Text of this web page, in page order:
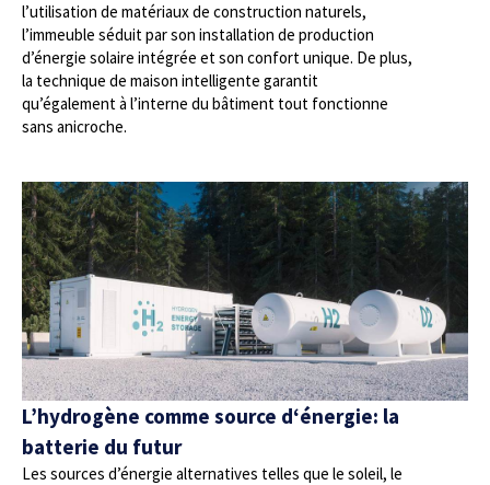
l’utilisation de matériaux de construction naturels,
l’immeuble séduit par son installation de production
d’énergie solaire intégrée et son confort unique. De plus,
la technique de maison intelligente garantit
qu’également à l’interne du bâtiment tout fonctionne
sans anicroche.
L’hydrogène comme source d‘énergie: la
batterie du futur
Les sources d’énergie alternatives telles que le soleil, le